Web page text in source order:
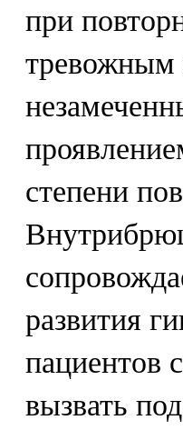
при
тревожным
степени
развития
пациентов
вызвать